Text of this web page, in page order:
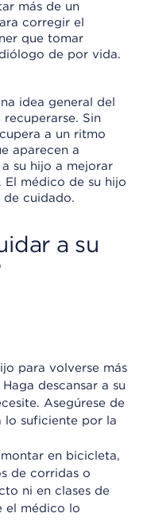
más de un
corregir el
que tomar
de por vida.
idea general del
Sin
a un ritmo
aparecen a
su hijo a mejorar
médico de su hijo
de cuidado.
a su
para volverse más
descansar a su
Asegúrese de
lo suficiente por la
en bicicleta,
de corridas o
ni en clases de
el médico lo